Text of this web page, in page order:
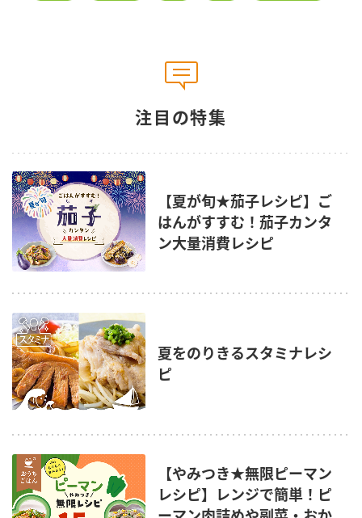
注目の特集
【夏が旬★茄子レシピ】ご
はんがすすむ！茄子カンタ
ン大量消費レシピ
夏をのりきるスタミナレシ
ピ
【やみつき★無限ピーマン
レシピ】レンジで簡単！ピ